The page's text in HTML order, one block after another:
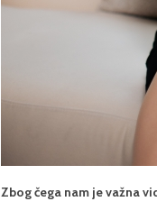
Zbog čega nam je važna